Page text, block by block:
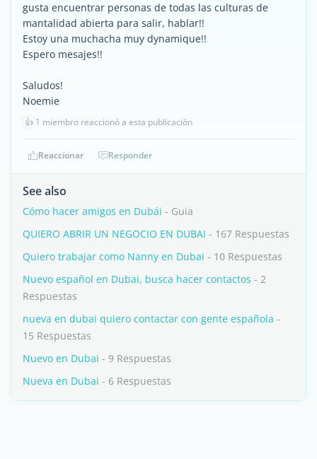
gusta encuentrar personas de todas las culturas de
mantalidad abierta para salir, hablar!!
Estoy una muchacha muy dynamique!!
Espero mesajes!!
Saludos!
Noemie
👍 1 miembro reaccionó a esta publicación
Reaccionar Responder
See also
Cómo hacer amigos en Dubái - Guia
QUIERO ABRIR UN NEGOCIO EN DUBAI - 167 Respuestas
Quiero trabajar como Nanny en Dubai - 10 Respuestas
Nuevo español en Dubai, busca hacer contactos - 2
Respuestas
nueva en dubai quiero contactar con gente española -
15 Respuestas
Nuevo en Dubai - 9 Respuestas
Nueva en Dubai - 6 Respuestas